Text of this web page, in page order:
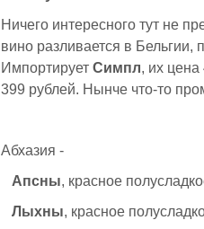
Ничего интересного тут не
вино разливается в Бельгии,
Импортирует Симпл, их
399 рублей. Нынче что-то
Абхазия -
Апсны, красное
Лыхны, красное